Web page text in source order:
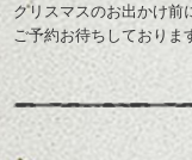
クリスマスのお出かけ前
ご予約お待ちしており